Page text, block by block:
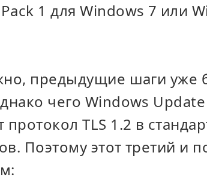
1 для Windows 7 или
предыдущие шаги уже
чего Windows Update
протокол TLS 1.2 в
Поэтому этот третий и